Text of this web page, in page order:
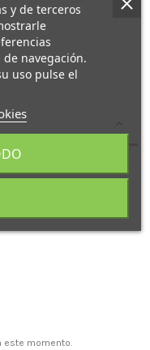
este momento.
y de terceros
navegación.
uso pulse el